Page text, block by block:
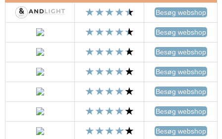
Besøg webshop
Besøg webshop
Besøg webshop
Besøg webshop
Besøg webshop
Besøg webshop
Besøg webshop